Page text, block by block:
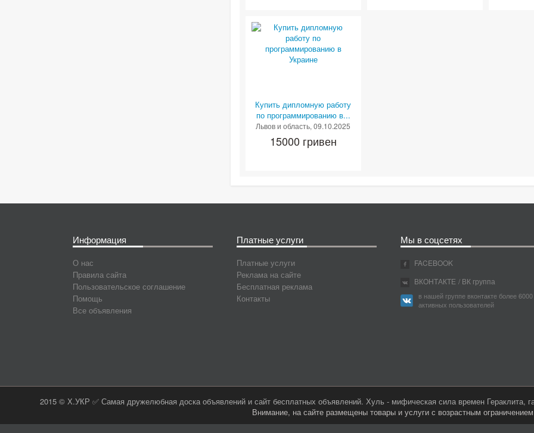
Купить дипломную работу
по программированию в...
Львов и область, 09.10.2025
15000 гривен
Информация
О нас
Правила сайта
Пользовательское соглашение
Помощь
Все объявления
Платные услуги
Платные услуги
Реклама на сайте
Бесплатная реклама
Контакты
Мы в соцсетях
FACEBOOK
ВКОНТАКТЕ / ВК группа
в нашей группе вконтакте более 6000
активных пользователей
2015 © Х.УКР ✅ Самая дружелюбная доска объявлений и сайт бесплатных объявлений. Хуль - мифическая сила времен Гераклита,
Внимание, на сайте размещены товары и услуги с возрастным